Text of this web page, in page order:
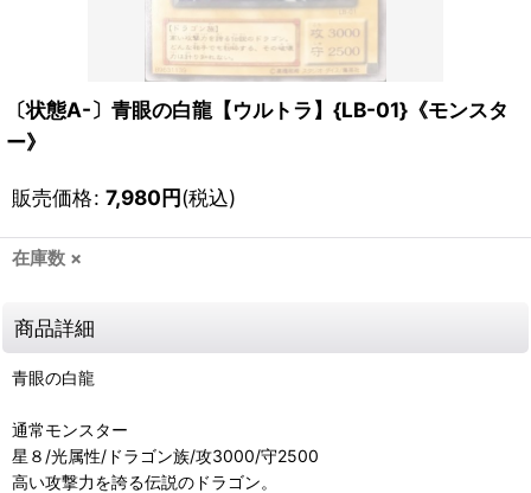
〔状態A-〕青眼の白龍【ウルトラ】{LB-01}《モンスタ
ー》
販売価格: 7,980円(税込)
在庫数 ×
商品詳細
青眼の白龍
通常モンスター
星８/光属性/ドラゴン族/攻3000/守2500
高い攻撃力を誇る伝説のドラゴン。